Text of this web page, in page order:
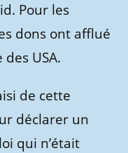
Pour les
dons ont afflué
USA.
de cette
déclarer un
qui n’était